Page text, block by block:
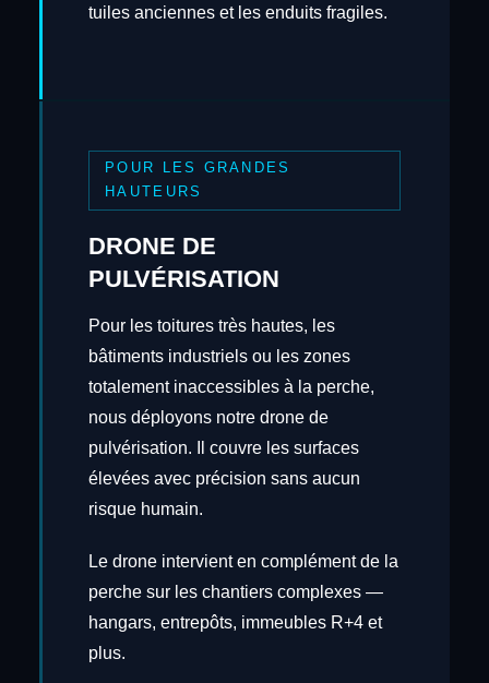
tuiles anciennes et les enduits fragiles.
POUR LES GRANDES
HAUTEURS
DRONE DE
PULVÉRISATION
Pour les toitures très hautes, les
bâtiments industriels ou les zones
totalement inaccessibles à la perche,
nous déployons notre drone de
pulvérisation. Il couvre les surfaces
élevées avec précision sans aucun
risque humain.
Le drone intervient en complément de la
perche sur les chantiers complexes —
hangars, entrepôts, immeubles R+4 et
plus.